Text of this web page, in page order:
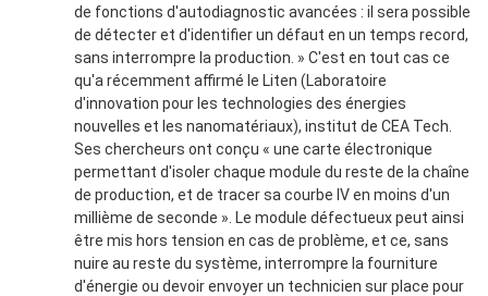
de fonctions d'autodiagnostic avancées : il sera possible
de détecter et d'identifier un défaut en un temps record,
sans interrompre la production. » C'est en tout cas ce
qu'a récemment affirmé le Liten (Laboratoire
d'innovation pour les technologies des énergies
nouvelles et les nanomatériaux), institut de CEA Tech.
Ses chercheurs ont conçu « une carte électronique
permettant d'isoler chaque module du reste de la chaîne
de production, et de tracer sa courbe IV en moins d'un
millième de seconde ». Le module défectueux peut ainsi
être mis hors tension en cas de problème, et ce, sans
nuire au reste du système, interrompre la fourniture
d'énergie ou devoir envoyer un technicien sur place pour